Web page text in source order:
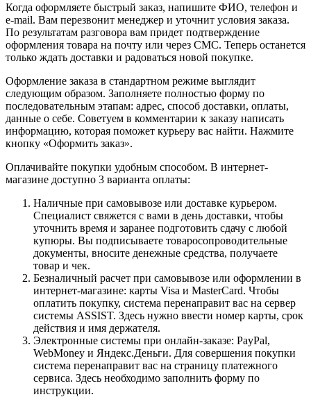
Когда оформляете быстрый заказ, напишите ФИО, телефон и
e-mail. Вам перезвонит менеджер и уточнит условия заказа.
По результатам разговора вам придет подтверждение
оформления товара на почту или через СМС. Теперь останется
только ждать доставки и радоваться новой покупке.
Оформление заказа в стандартном режиме выглядит
следующим образом. Заполняете полностью форму по
последовательным этапам: адрес, способ доставки, оплаты,
данные о себе. Советуем в комментарии к заказу написать
информацию, которая поможет курьеру вас найти. Нажмите
кнопку «Оформить заказ».
Оплачивайте покупки удобным способом. В интернет-
магазине доступно 3 варианта оплаты:
Наличные при самовывозе или доставке курьером.
Специалист свяжется с вами в день доставки, чтобы
уточнить время и заранее подготовить сдачу с любой
купюры. Вы подписываете товаросопроводительные
документы, вносите денежные средства, получаете
товар и чек.
Безналичный расчет при самовывозе или оформлении в
интернет-магазине: карты Visa и MasterCard. Чтобы
оплатить покупку, система перенаправит вас на сервер
системы ASSIST. Здесь нужно ввести номер карты, срок
действия и имя держателя.
Электронные системы при онлайн-заказе: PayPal,
WebMoney и Яндекс.Деньги. Для совершения покупки
система перенаправит вас на страницу платежного
сервиса. Здесь необходимо заполнить форму по
инструкции.